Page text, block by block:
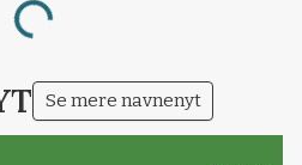
Loading...
Se mere navnenyt